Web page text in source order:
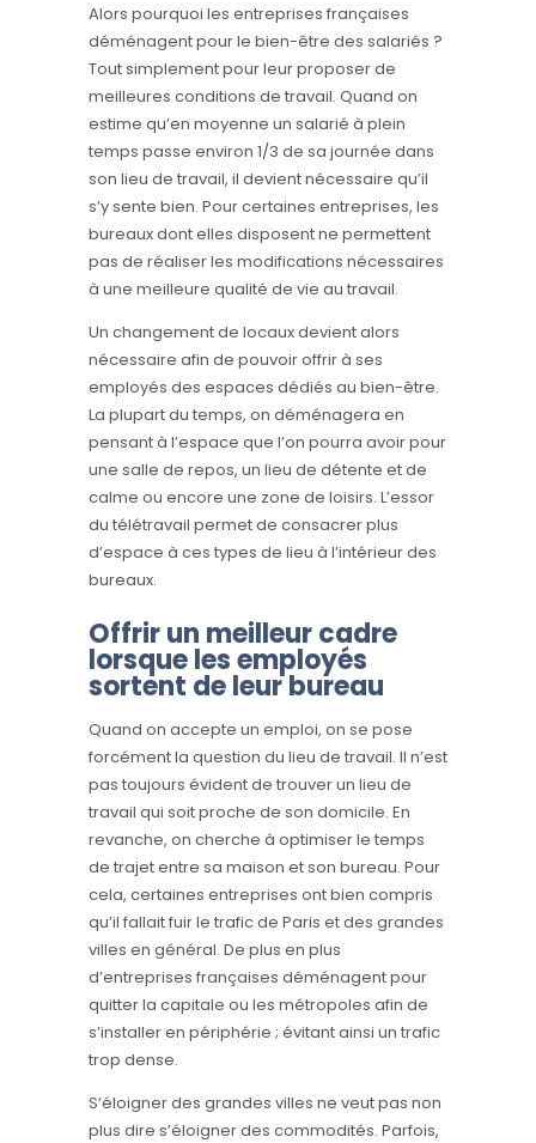
Alors pourquoi les entreprises françaises
déménagent pour le bien-être des salariés ?
Tout simplement pour leur proposer de
meilleures conditions de travail. Quand on
estime qu’en moyenne un salarié à plein
temps passe environ 1/3 de sa journée dans
son lieu de travail, il devient nécessaire qu’il
s’y sente bien. Pour certaines entreprises, les
bureaux dont elles disposent ne permettent
pas de réaliser les modifications nécessaires
à une meilleure qualité de vie au travail.
Un changement de locaux devient alors
nécessaire afin de pouvoir offrir à ses
employés des espaces dédiés au bien-être.
La plupart du temps, on déménagera en
pensant à l’espace que l’on pourra avoir pour
une salle de repos, un lieu de détente et de
calme ou encore une zone de loisirs. L’essor
du télétravail permet de consacrer plus
d’espace à ces types de lieu à l’intérieur des
bureaux.
Offrir un meilleur cadre
lorsque les employés
sortent de leur bureau
Quand on accepte un emploi, on se pose
forcément la question du lieu de travail. Il n’est
pas toujours évident de trouver un lieu de
travail qui soit proche de son domicile. En
revanche, on cherche à optimiser le temps
de trajet entre sa maison et son bureau. Pour
cela, certaines entreprises ont bien compris
qu’il fallait fuir le trafic de Paris et des grandes
villes en général. De plus en plus
d’entreprises françaises déménagent pour
quitter la capitale ou les métropoles afin de
s’installer en périphérie ; évitant ainsi un trafic
trop dense.
S’éloigner des grandes villes ne veut pas non
plus dire s’éloigner des commodités. Parfois,